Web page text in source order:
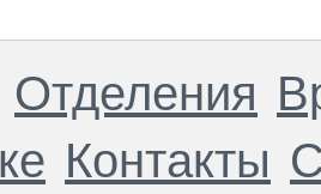
Отделения
Контакты